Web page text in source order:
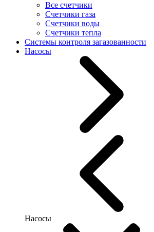
Все счетчики
Счетчики газа
Счетчики воды
Счетчики тепла
Системы контроля загазованности
Насосы
Насосы